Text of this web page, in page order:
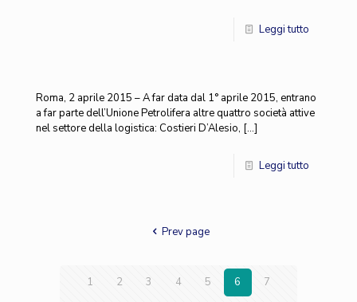
Leggi tutto
Roma, 2 aprile 2015 – A far data dal 1° aprile 2015, entrano
a far parte dell’Unione Petrolifera altre quattro società attive
nel settore della logistica: Costieri D’Alesio, […]
Leggi tutto
Prev page
1 2 3 4 5 6
7